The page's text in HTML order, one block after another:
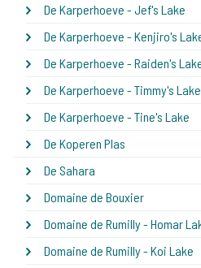
De Karperhoeve - Jef's Lake
De Karperhoeve - Kenjiro's
De Karperhoeve - Raiden's
De Karperhoeve - Timmy's Lake
De Karperhoeve - Tine's Lake
De Koperen Plas
De Sahara
Domaine de Bouxier
Domaine de Rumilly - Homar
Domaine de Rumilly - Koi Lake